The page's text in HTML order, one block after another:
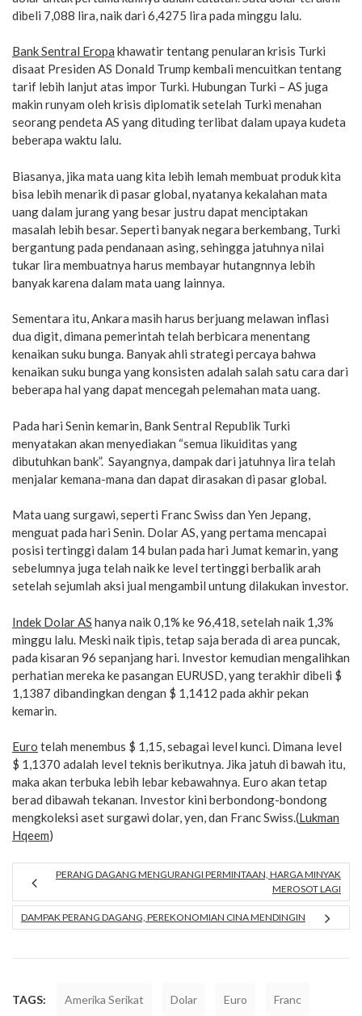
dibeli 7,088 lira, naik dari 6,4275 lira pada minggu lalu.
Bank Sentral Eropa khawatir tentang penularan krisis Turki
disaat Presiden AS Donald Trump kembali mencuitkan tentang
tarif lebih lanjut atas impor Turki. Hubungan Turki – AS juga
makin runyam oleh krisis diplomatik setelah Turki menahan
seorang pendeta AS yang dituding terlibat dalam upaya kudeta
beberapa waktu lalu.
Biasanya, jika mata uang kita lebih lemah membuat produk kita
bisa lebih menarik di pasar global, nyatanya kekalahan mata
uang dalam jurang yang besar justru dapat menciptakan
masalah lebih besar. Seperti banyak negara berkembang, Turki
bergantung pada pendanaan asing, sehingga jatuhnya nilai
tukar lira membuatnya harus membayar hutangnnya lebih
banyak karena dalam mata uang lainnya.
Sementara itu, Ankara masih harus berjuang melawan inflasi
dua digit, dimana pemerintah telah berbicara menentang
kenaikan suku bunga. Banyak ahli strategi percaya bahwa
kenaikan suku bunga yang konsisten adalah salah satu cara dari
beberapa hal yang dapat mencegah pelemahan mata uang.
Pada hari Senin kemarin, Bank Sentral Republik Turki
menyatakan akan menyediakan “semua likuiditas yang
dibutuhkan bank”. Sayangnya, dampak dari jatuhnya lira telah
menjalar kemana-mana dan dapat dirasakan di pasar global.
Mata uang surgawi, seperti Franc Swiss dan Yen Jepang,
menguat pada hari Senin. Dolar AS, yang pertama mencapai
posisi tertinggi dalam 14 bulan pada hari Jumat kemarin, yang
sebelumnya juga telah naik ke level tertinggi berbalik arah
setelah sejumlah aksi jual mengambil untung dilakukan investor.
Indek Dolar AS hanya naik 0,1% ke 96,418, setelah naik 1,3%
minggu lalu. Meski naik tipis, tetap saja berada di area puncak,
pada kisaran 96 sepanjang hari. Investor kemudian mengalihkan
perhatian mereka ke pasangan EURUSD, yang terakhir dibeli $
1,1387 dibandingkan dengan $ 1,1412 pada akhir pekan
kemarin.
Euro telah menembus $ 1,15, sebagai level kunci. Dimana level
$ 1,1370 adalah level teknis berikutnya. Jika jatuh di bawah itu,
maka akan terbuka lebih lebar kebawahnya. Euro akan tetap
berad dibawah tekanan. Investor kini berbondong-bondong
mengkoleksi aset surgawi dolar, yen, dan Franc Swiss.(Lukman
Hqeem)
PERANG DAGANG MENGURANGI PERMINTAAN, HARGA MINYAK
MEROSOT LAGI
DAMPAK PERANG DAGANG, PEREKONOMIAN CINA MENDINGIN
TAGS: Amerika Serikat Dolar Euro Franc